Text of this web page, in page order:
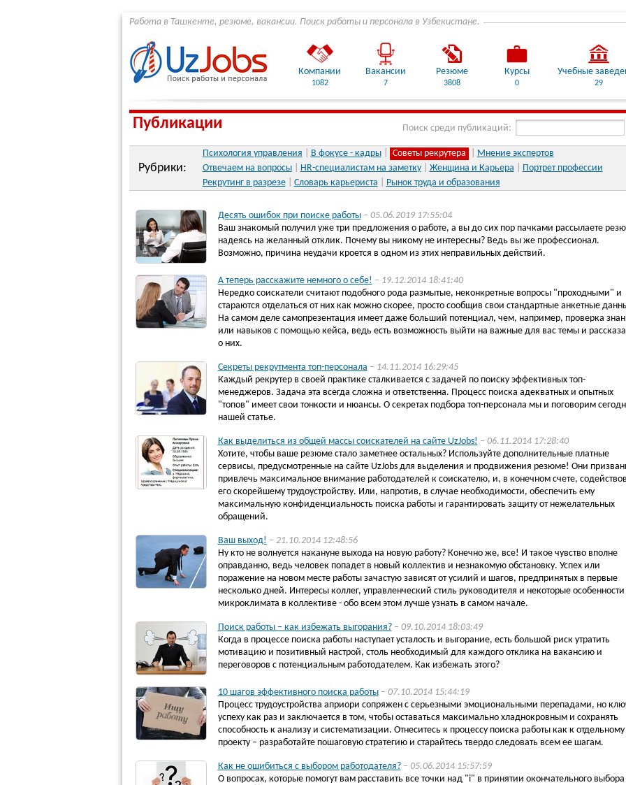
Работа в Ташкенте, резюме, вакансии. Поиск работы и персонала в Узбекистане.
Компании
1082
Вакансии
7
Резюме
3808
Курсы
0
Учебные
29
Публикации Поиск среди публикаций:
Рубрики:
Психология управления В фокусе - кадры| Советы рекрутера
Мнение экспертов
Отвечаем на вопросы| HR-специалистам на заметку| Женщина и Карьера
Портрет профессии
Рекрутинг в разрезе| Словарь карьериста Рынок труда и образования
Десять ошибок при поиске работы – 05.06.2019 17:55:04
Ваш знакомый получил уже три предложения о работе, а вы до сих пор пачками рассылаете
надеясь на желанный отклик. Почему вы никому не интересны? Ведь вы же профессионал.
Возможно, причина неудачи кроется в одном из этих неправильных действий.
А теперь расскажите немного о себе! – 19.12.2014 18:41:40
Нередко соискатели считают подобного рода размытые, неконкретные вопросы "проходными" и
стараются отделаться от них как можно скорее, просто сообщив свои стандартные анкетные
На самом деле самопрезентация имеет даже больший потенциал, чем, например, проверка
или навыков с помощью кейса, ведь есть возможность выйти на важные для вас темы и
о них.
Секреты рекрутмента топ-персонала – 14.11.2014 16:29:45
Каждый рекрутер в своей практике сталкивается с задачей по поиску эффективных топ-
менеджеров. Задача эта всегда сложна и ответственна. Процесс поиска адекватных и опытных
"топов" имеет свои тонкости и нюансы. О секретах подбора топ-персонала мы и поговорим
нашей статье.
Как выделиться из общей массы соискателей на сайте UzJobs! – 06.11.2014 17:28:40
Хотите, чтобы ваше резюме стало заметнее остальных? Используйте дополнительные платные
сервисы, предусмотренные на сайте UzJobs для выделения и продвижения резюме! Они
привлечь максимальное внимание работодателей к соискателю, и, в конечном счете,
его скорейшему трудоустройству. Или, напротив, в случае необходимости, обеспечить ему
максимальную конфиденциальность поиска работы и гарантировать защиту от нежелательных
обращений.
Ваш выход! – 21.10.2014 12:48:56
Ну кто не волнуется накануне выхода на новую работу? Конечно же, все! И такое чувство вполне
оправданно, ведь человек попадет в новый коллектив и незнакомую обстановку. Успех или
поражение на новом месте работы зачастую зависят от усилий и шагов, предпринятых в первые
несколько дней. Интересы коллег, управленческий стиль руководителя и некоторые особенности
микроклимата в коллективе - обо всем этом лучше узнать в самом начале.
Поиск работы – как избежать выгорания? – 09.10.2014 18:03:49
Когда в процессе поиска работы наступает усталость и выгорание, есть большой риск утратить
мотивацию и позитивный настрой, столь необходимый для каждого отклика на вакансию и
переговоров с потенциальным работодателем. Как избежать этого?
10 шагов эффективного поиска работы – 07.10.2014 15:44:19
Процесс трудоустройства априори сопряжен с серьезными эмоциональными перепадами, но
успеху как раз и заключается в том, чтобы оставаться максимально хладнокровным и сохранять
способность к анализу и систематизации. Отнеситесь к процессу поиска работы как к отдельному
проекту – разработайте пошаговую стратегию и старайтесь твердо следовать всем ее шагам.
Как не ошибиться с выбором работодателя? – 05.06.2014 15:57:59
О вопросах, которые помогут вам расставить все точки над "i" в принятии окончательного выбора